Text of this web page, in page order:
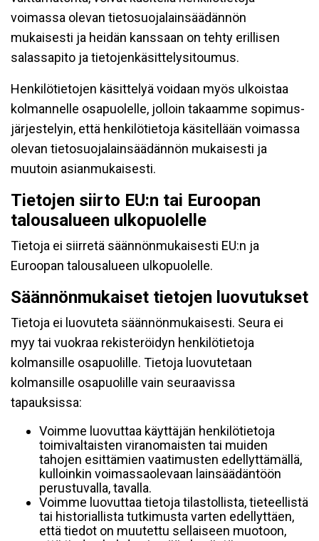
voimassa olevan tietosuojalainsäädännön
mukaisesti ja heidän kanssaan on tehty erillisen
salassapito ja tietojenkäsittelysitoumus.
Henkilötietojen käsittelyä voidaan myös ulkoistaa
kolmannelle osapuolelle, jolloin takaamme sopimus-
järjestelyin, että henkilötietoja käsitellään voimassa
olevan tietosuojalainsäädännön mukaisesti ja
muutoin asianmukaisesti.
Tietojen siirto EU:n tai Euroopan
talousalueen ulkopuolelle
Tietoja ei siirretä säännönmukaisesti EU:n ja
Euroopan talousalueen ulkopuolelle.
Säännönmukaiset tietojen luovutukset
Tietoja ei luovuteta säännönmukaisesti. Seura ei
myy tai vuokraa rekisteröidyn henkilötietoja
kolmansille osapuolille. Tietoja luovutetaan
kolmansille osapuolille vain seuraavissa
tapauksissa:
Voimme luovuttaa käyttäjän henkilötietoja
toimivaltaisten viranomaisten tai muiden
tahojen esittämien vaatimusten edellyttämällä,
kulloinkin voimassaolevaan lainsäädäntöön
perustuvalla, tavalla.
Voimme luovuttaa tietoja tilastollista, tieteellistä
tai historiallista tutkimusta varten edellyttäen,
että tiedot on muutettu sellaiseen muotoon,